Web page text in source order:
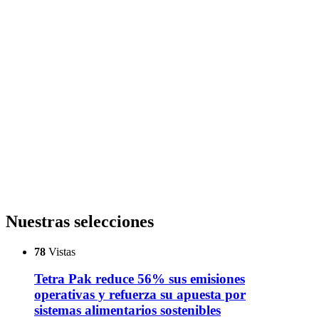
Nuestras selecciones
78 Vistas
Tetra Pak reduce 56% sus emisiones
operativas y refuerza su apuesta por
sistemas alimentarios sostenibles